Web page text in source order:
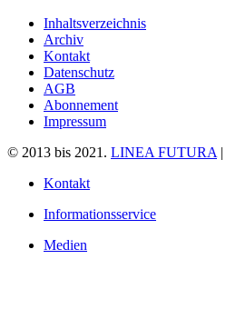
Inhaltsverzeichnis
Archiv
Kontakt
Datenschutz
AGB
Abonnement
Impressum
© 2013 bis 2021. LINEA FUTURA |
Kontakt
Informationsservice
Medien